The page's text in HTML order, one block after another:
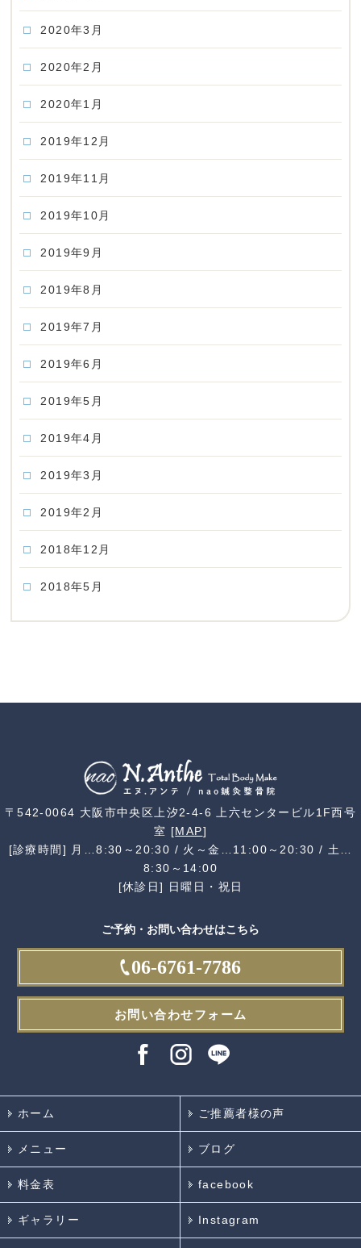
2020年3月
2020年2月
2020年1月
2019年12月
2019年11月
2019年10月
2019年9月
2019年8月
2019年7月
2019年6月
2019年5月
2019年4月
2019年3月
2019年2月
2018年12月
2018年5月
〒542-0064 大阪市中央区上汐2-4-6 上六センタービル1F西号
室 [MAP]
[診療時間] 月…8:30～20:30 / 火～金…11:00～20:30 / 土…
8:30～14:00
[休診日] 日曜日・祝日
ご予約・お問い合わせはこちら
06-6761-7786
お問い合わせフォーム
ホーム ご推薦者様の声
メニュー ブログ
料金表 facebook
ギャラリー Instagram